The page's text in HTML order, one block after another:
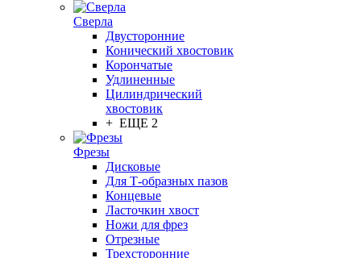
Сверла
Двусторонние
Конический хвостовик
Корончатые
Удлиненные
Цилиндрический
хвостовик
+ ЕЩЕ 2
Фрезы
Дисковые
Для Т-образных пазов
Концевые
Ласточкин хвост
Ножи для фрез
Отрезные
Трехсторонние